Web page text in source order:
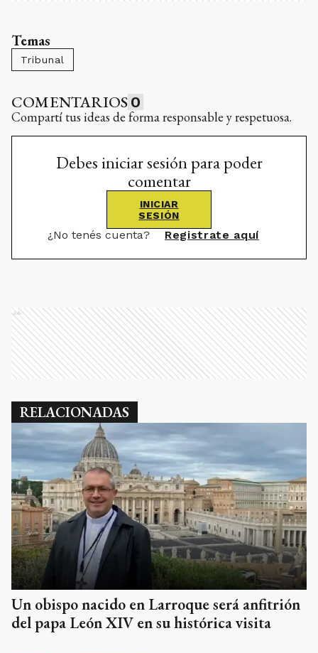
Temas
Tribunal
COMENTARIOS 0
Compartí tus ideas de forma responsable y respetuosa.
Debes iniciar sesión para poder
comentar
INICIAR
SESIÓN
¿No tenés cuenta? Registrate aquí
Ads
RELACIONADAS
Un obispo nacido en Larroque será anfitrión
del papa León XIV en su histórica visita